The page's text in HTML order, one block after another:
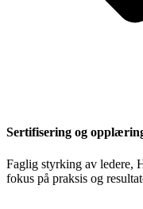
Sertifisering og
Faglig styrking av ledere,
fokus på praksis og